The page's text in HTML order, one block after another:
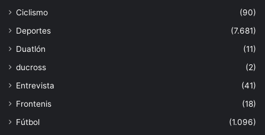
Ciclismo
(90)
Deportes
(7.681)
Duatlón
(11)
ducross
(2)
Entrevista
(41)
Frontenis
(18)
Fútbol
(1.096)